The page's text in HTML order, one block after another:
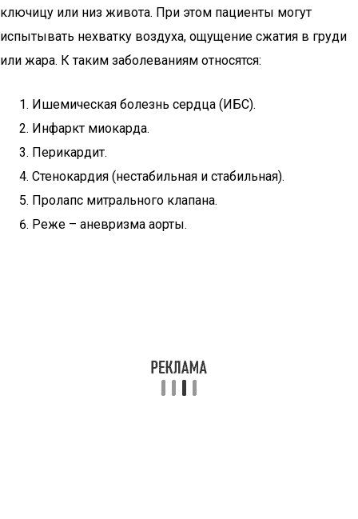
ключицу или низ живота. При этом пациенты могут
испытывать нехватку воздуха, ощущение сжатия в груди
или жара. К таким заболеваниям относятся:
Ишемическая болезнь сердца (ИБС).
Инфаркт миокарда.
Перикардит.
Стенокардия (нестабильная и стабильная).
Пролапс митрального клапана.
Реже – аневризма аорты.